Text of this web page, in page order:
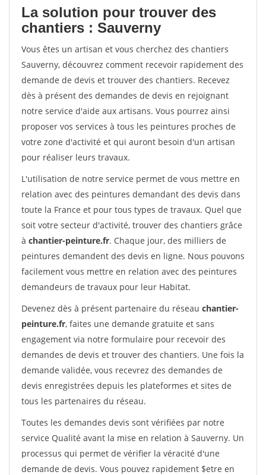
La solution pour trouver des
chantiers : Sauverny
Vous êtes un artisan et vous cherchez des chantiers
Sauverny, découvrez comment recevoir rapidement des
demande de devis et trouver des chantiers. Recevez
dès à présent des demandes de devis en rejoignant
notre service d'aide aux artisans. Vous pourrez ainsi
proposer vos services à tous les peintures proches de
votre zone d'activité et qui auront besoin d'un artisan
pour réaliser leurs travaux.
L'utilisation de notre service permet de vous mettre en
relation avec des peintures demandant des devis dans
toute la France et pour tous types de travaux. Quel que
soit votre secteur d'activité, trouver des chantiers grâce
à chantier-peinture.fr. Chaque jour, des milliers de
peintures demandent des devis en ligne. Nous pouvons
facilement vous mettre en relation avec des peintures
demandeurs de travaux pour leur Habitat.
Devenez dès à présent partenaire du réseau chantier-
peinture.fr, faites une demande gratuite et sans
engagement via notre formulaire pour recevoir des
demandes de devis et trouver des chantiers. Une fois la
demande validée, vous recevrez des demandes de
devis enregistrées depuis les plateformes et sites de
tous les partenaires du réseau.
Toutes les demandes devis sont vérifiées par notre
service Qualité avant la mise en relation à Sauverny. Un
processus qui permet de vérifier la véracité d'une
demande de devis. Vous pouvez rapidement $etre en